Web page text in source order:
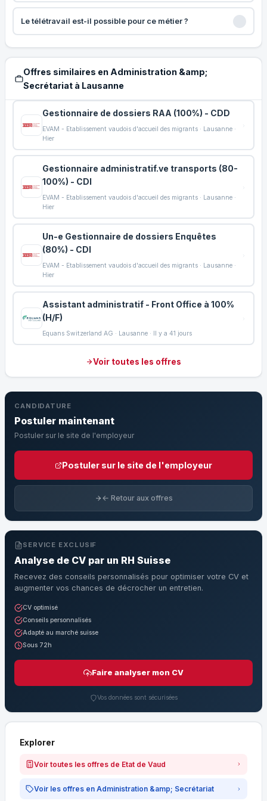
Le télétravail est-il possible pour ce métier ?
Offres similaires en Administration &amp;
Secrétariat à Lausanne
Gestionnaire de dossiers RAA (100%) - CDD
EVAM - Etablissement vaudois d'accueil des migrants · Lausanne ·
Hier
Gestionnaire administratif.ve transports (80-
100%) - CDI
EVAM - Etablissement vaudois d'accueil des migrants · Lausanne ·
Hier
Un-e Gestionnaire de dossiers Enquêtes
(80%) - CDI
EVAM - Etablissement vaudois d'accueil des migrants · Lausanne ·
Hier
Assistant administratif - Front Office à 100%
(H/F)
Equans Switzerland AG · Lausanne · Il y a 41 jours
Voir toutes les offres
CANDIDATURE
Postuler maintenant
Postuler sur le site de l'employeur
Postuler sur le site de l'employeur
← Retour aux offres
SERVICE EXCLUSIF
Analyse de CV par un RH Suisse
Recevez des conseils personnalisés pour optimiser votre CV et
augmenter vos chances de décrocher un entretien.
CV optimisé
Conseils personnalisés
Adapté au marché suisse
Sous 72h
Faire analyser mon CV
Vos données sont sécurisées
Explorer
Voir toutes les offres de Etat de Vaud
Voir les offres en Administration &amp; Secrétariat